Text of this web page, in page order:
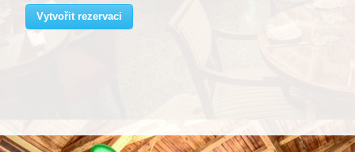
Vytvořit rezervaci